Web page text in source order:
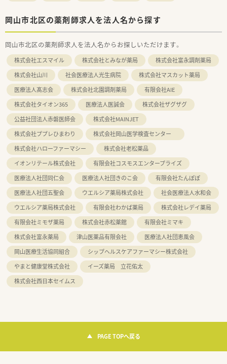
岡山市北区の薬剤師求人を法人名から探す
岡山市北区の薬剤師求人を法人名からお探しいただけます。
株式会社エスマイル 株式会社とみなが薬局
株式会社富永調剤薬局
株式会社山川
社会医療法人光生病院
株式会社マスカット薬局
医療法人髙志会
株式会社北園調剤薬局
有限会社AIE
株式会社タイオン365
医療法人医誠会
株式会社ザグザグ
公益社団法人赤磐医師会
株式会社MAINJET
株式会社ププレひまわり
株式会社岡山医学検査センター
株式会社ハローファーマシー
株式会社老松薬品
イオンリテール株式会社
有限会社コスモスエンタープライズ
医療法人社団同仁会
医療法人社団きのこ会
有限会社たんぽぽ
医療法人社団五聖会
ウエルシア薬局株式会社
社会医療法人水和会
ウエルシア薬局株式会社
有限会社わかば薬局
株式会社レデイ薬局
有限会社ミモザ薬局
株式会社赤松薬館
有限会社ミマキ
株式会社富永薬局
津山医薬品有限会社
医療法人社団恵風会
岡山医療生活協同組合
シップヘルスケアファーマシー株式会社
やまと健康堂株式会社
イーズ薬局 立花佑太
株式会社西日本セイムス
PAGE TOPへ戻る